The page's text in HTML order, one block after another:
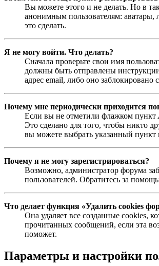
Вы можете этого и не делать. Но в
анонимным пользователям: аватары,
это сделать.
Я не могу войти. Что делать?
Сначала проверьте свои имя
должны быть отправлены
адрес email, либо оно
Почему мне периодически приходится
Если вы не отметили флажком пункт
Это сделано для того, чтобы никто
вы можете выбрать указанный пункт
Почему я не могу зарегистрироваться?
Возможно, администратор форума
пользователей. Обратитесь за
Что делает функция «Удалить cookies
Она удаляет все созданные cookies,
прочитанных сообщений, если эта
поможет.
Параметры и настройки